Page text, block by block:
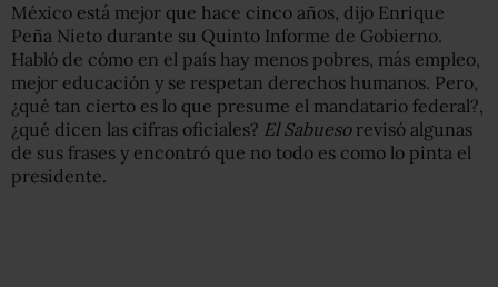
México está mejor que hace cinco años, dijo Enrique
Peña Nieto durante su Quinto Informe de Gobierno.
Habló de cómo en el país hay menos pobres, más empleo,
mejor educación y se respetan derechos humanos. Pero,
¿qué tan cierto es lo que presume el mandatario federal?,
¿qué dicen las cifras oficiales? El Sabueso revisó algunas
de sus frases y encontró que no todo es como lo pinta el
presidente.